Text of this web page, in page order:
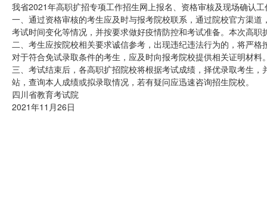
我省2021年高职扩招专项工作招生网上报名、资格审核及现场确认
一、通过资格审核的考生应及时与报考院校联系，通过院校官方渠
考试时间变化等情况，并按要求做好疫情防控和考试准备。本次高
二、考生应按院校相关要求诚信参考，出现违纪违法行为的，将严
对于符合免试录取条件的考生，应及时向报考院校提供相关证明材
三、考试结束后，各高职扩招院校将根据考试成绩，择优录取考生
站，查询本人成绩或拟录取情况，若有疑问应迅速咨询招生院校。
四川省教育考试院
2021年11月26日